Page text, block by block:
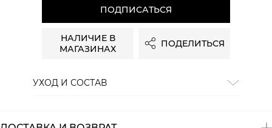
ПОДПИСАТЬСЯ
НАЛИЧИЕ В
МАГАЗИНАХ
ПОДЕЛИТЬСЯ
УХОД И СОСТАВ